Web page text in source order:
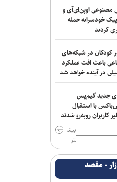
دارد
در جنوب شرقی عدن
نماد بیداری،
ملت ایران است
برای خدمت به
امور خارجه ایران و
تشدید تنش از سوی
روبه‌رو می‌شود
انتخاباتی ترامپ در
اوپن‌ای‌آی و
خودسرانه حمله
کردند
کودکان در شبکه‌های
باعث افت عملکرد
در آینده خواهد شد
جدید گیم‌پس
با استقبال
کاربران روبه‌رو شدند
بیش
تر
- مقصد